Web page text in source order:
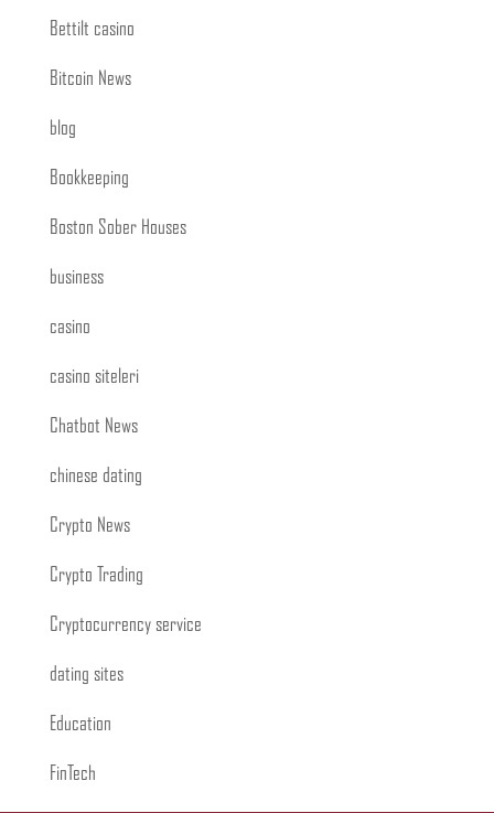
Bettilt casino
Bitcoin News
blog
Bookkeeping
Boston Sober Houses
business
casino
casino siteleri
Chatbot News
chinese dating
Crypto News
Crypto Trading
Cryptocurrency service
dating sites
Education
FinTech